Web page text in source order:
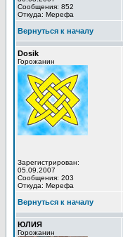
Сообщения: 852
Откуда: Мерефа
Вернуться к началу
Dosik
Горожанин
Зарегистрирован:
05.09.2007
Сообщения: 203
Откуда: Мерефа
Вернуться к началу
ЮЛИЯ
Горожанин